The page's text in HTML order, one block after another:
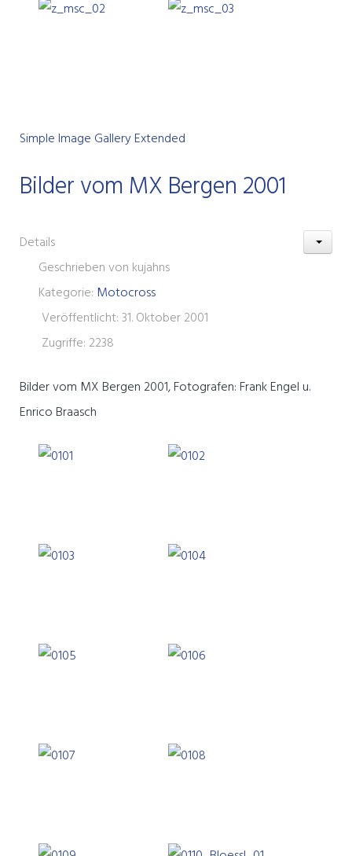
Simple Image Gallery Extended
Bilder vom MX Bergen 2001
Details
Geschrieben von kujahns
Kategorie: Motocross
Veröffentlicht: 31. Oktober 2001
Zugriffe: 2238
Bilder vom MX Bergen 2001, Fotografen: Frank Engel u.
Enrico Braasch